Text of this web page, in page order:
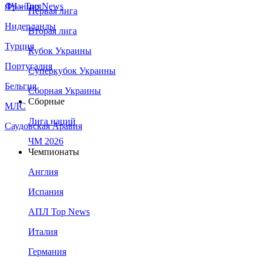
Франция
Нидерланды
Турция
Португалия
Бельгия
МЛС
Саудовская Аравия
ЛЧ - Top News
Первая лига
Вторая лига
Кубок Украины
Суперкубок Украины
Сборная Украины
Сборные
Лига наций
ЧМ 2026
Чемпионаты
Англия
Испания
АПЛ Top News
Италия
Германия